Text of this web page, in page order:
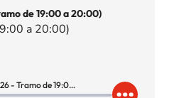
de 19:00 a 20:00)
a 20:00)
Del 40 al 1 (26/07/2026 - Tramo de 19:00 a 20:00)